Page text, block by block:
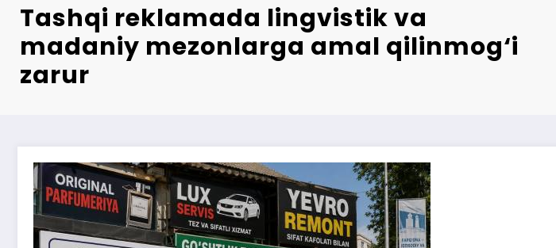
Tashqi reklamada lingvistik va
madaniy mezonlarga amal qilinmog‘i
zarur